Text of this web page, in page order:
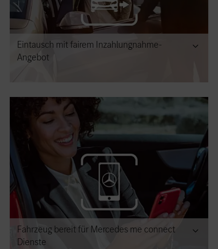
Eintausch mit fairem Inzahlungnahme-
Angebot
Fahrzeug bereit für Mercedes me connect
Dienste